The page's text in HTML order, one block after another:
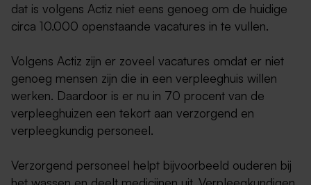
dat is volgens Actiz niet eens genoeg om de huidige
circa 10.000 openstaande vacatures in te vullen.
Volgens Actiz zijn er zoveel vacatures omdat er niet
genoeg mensen zijn die in een verpleeghuis willen
werken. Daardoor is er nu in 70 procent van de
verpleeghuizen een tekort aan verzorgend en
verpleegkundig personeel.
Verzorgend personeel helpt bijvoorbeeld ouderen bij